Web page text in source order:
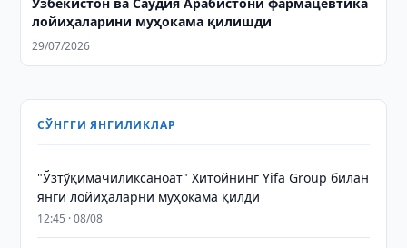
лойиҳаларини муҳокама қилишди
29/07/2026
СЎНГГИ ЯНГИЛИКЛАР
"Ўзтўқимачиликсаноат" Хитойнинг Yifa Group билан
янги лойиҳаларни муҳокама қилди
12:45 · 08/08